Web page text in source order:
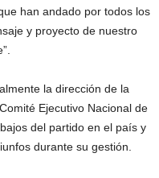
han andado por todos los
y proyecto de nuestro
la dirección de la
Ejecutivo Nacional de
del partido en el país y
durante su gestión.